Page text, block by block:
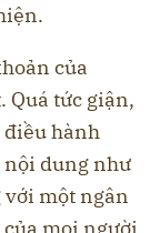
của
Quá tức giận,
điều hành
nội dung như
với một ngân
mọi người